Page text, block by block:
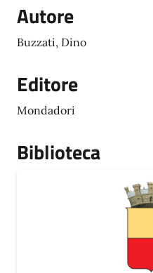
Autore
Buzzati, Dino
Editore
Mondadori
Biblioteca